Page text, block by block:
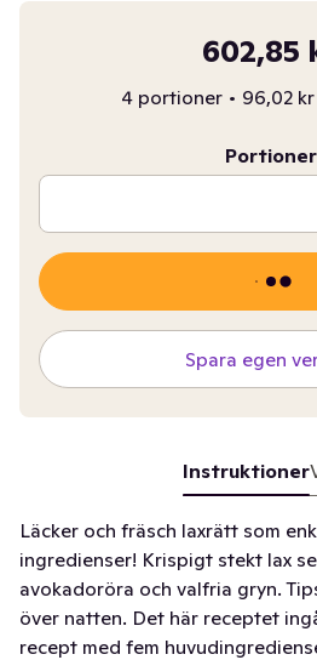
602,85
4 portioner • 96,02
Portioner
Spara egen
Instruktioner
Läcker och fräsch laxrätt som
ingredienser! Krispigt stekt lax
avokadoröra och valfria gryn.
över natten. Det här receptet
recept med fem